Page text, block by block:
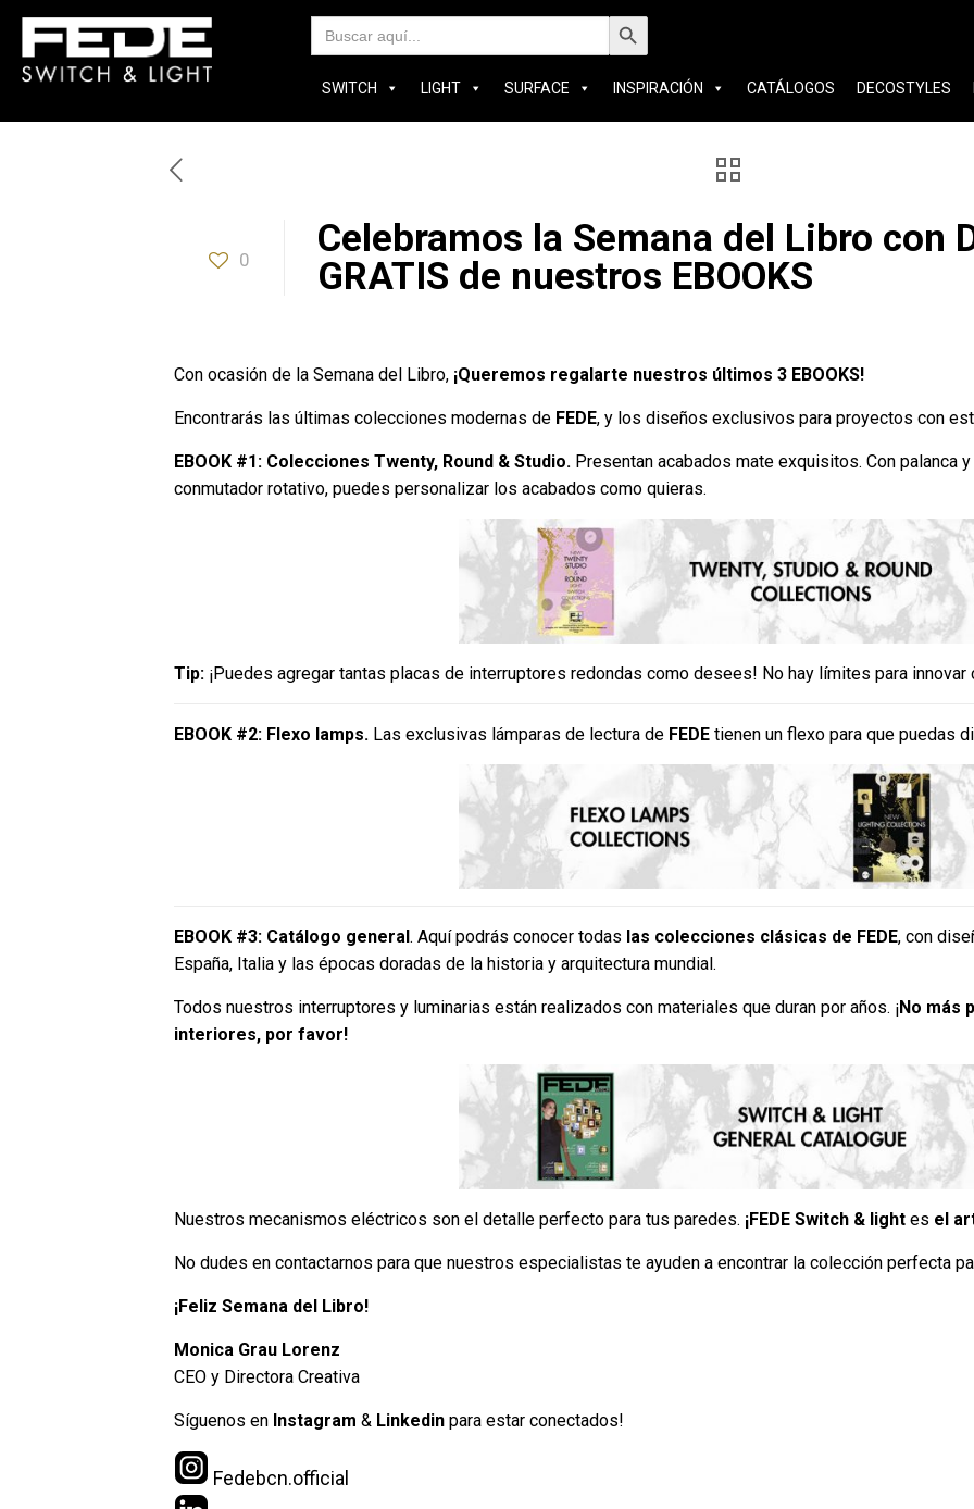
Buscar:
Botón de búsqueda
SWITCH LIGHT SURFACE INSPIRACIÓN CATÁLOGOS DECOSTYLES
0
Celebramos la Semana del Libro con
GRATIS de nuestros EBOOKS
Con ocasión de la Semana del Libro, ¡Queremos regalarte nuestros últimos 3 EBOOKS!
Encontrarás las últimas colecciones modernas de FEDE, y los diseños exclusivos para proyectos con
EBOOK #1: Colecciones Twenty, Round & Studio. Presentan acabados mate exquisitos. Con palanca
conmutador rotativo, puedes personalizar los acabados como quieras.
Tip:¡Puedes agregar tantas placas de interruptores redondas como desees! No hay lí­mites para
EBOOK #2: Flexo lamps. Las exclusivas lámparas de lectura de FEDE tienen un flexo para que puedas
EBOOK #3: Catálogo general. Aquí podrás conocer todas las colecciones clásicas de FEDE, con
España, Italia y las épocas doradas de la historia y arquitectura mundial.
Todos nuestros interruptores y luminarias están realizados con materiales que duran por años. ¡No más
interiores, por favor!
Nuestros mecanismos eléctricos son el detalle perfecto para tus paredes. ¡FEDE Switch & lightes el
No dudes en contactarnos para que nuestros especialistas te ayuden a encontrar la colección perfecta
¡Feliz Semana del Libro!
Monica Grau Lorenz
CEO y Directora Creativa
Síguenos en Instagram & Linkedinpara estar conectados!
Fedebcn.official